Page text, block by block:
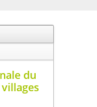
du